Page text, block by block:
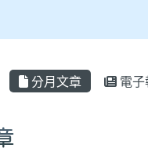
分月文章 電